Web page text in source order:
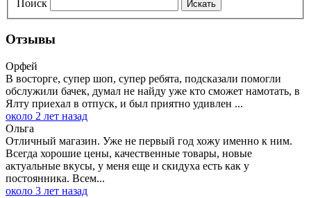
Поиск Искать
Отзывы
Орфей
В восторге, супер шоп, супер ребята, подсказали помогли
обслужили бачек, думал не найду уже кто сможет намотать, в
Ялту приехал в отпуск, и был приятно удивлен ...
около 2 лет назад
Ольга
Отличный магазин. Уже не первый год хожу именно к ним.
Всегда хорошие цены, качественные товары, новые
актуальные вкусы, у меня еще и скидуха есть как у
постоянника. Всем...
около 3 лет назад